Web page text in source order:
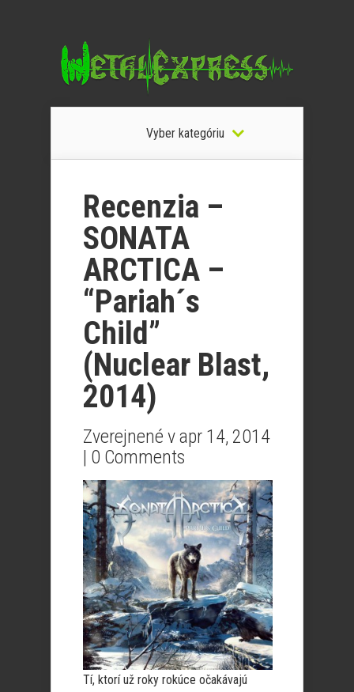
Vyber kategóriu
Recenzia –
SONATA
ARCTICA –
“Pariah´s
Child”
(Nuclear Blast,
2014)
Zverejnené v apr 14, 2014
| 0 Comments
Tí, ktorí už roky rokúce očakávajú